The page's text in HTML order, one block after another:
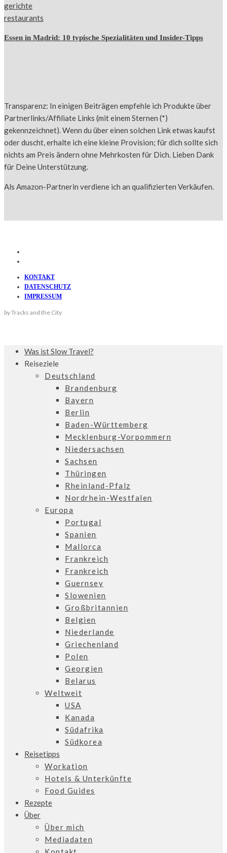
Essen in Madrid: 10 typische Spezialitäten und Insider-Tipps
Transparenz: In einigen Beiträgen empfehle ich Produkte über
Partnerlinks/Affiliate Links (mit einem Sternen (*)
gekennzeichnet). Wenn du über einen solchen Link etwas kaufst
oder duscht, erhalte ich eine kleine Provision; für dich sollte sich
nichts am Preis ändern ohne Mehrkosten für Dich. Lieben Dank
für Deine Unterstützung.
Als Amazon-Partnerin verdiene ich an qualifizierten Verkäufen.
KONTAKT
DATENSCHUTZ
IMPRESSUM
by Tracks and the City
Was ist Slow Travel?
Reiseziele
Deutschland
Brandenburg
Bayern
Berlin
Baden-Württemberg
Mecklenburg-Vorpommern
Niedersachsen
Sachsen
Thüringen
Rheinland-Pfalz
Nordrhein-Westfalen
Europa
Portugal
Spanien
Mallorca
Frankreich
Frankreich
Guernsey
Slowenien
Großbritannien
Belgien
Niederlande
Griechenland
Polen
Georgien
Belarus
Weltweit
USA
Kanada
Südafrika
Südkorea
Reisetipps
Workation
Hotels & Unterkünfte
Food Guides
Rezepte
Über
Über mich
Mediadaten